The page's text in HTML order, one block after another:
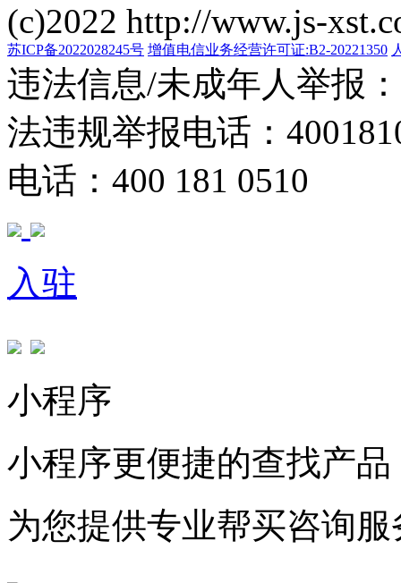
(c)2022 http://www.js-
苏ICP备2022028245号 增值电信业务经营许可证:B2-20221350
违法信息/未成年人举报
法违规举报电话：
电话：400 181 0510
入驻
小程序
小程序更便捷的查找产品
为您提供专业帮买咨询服